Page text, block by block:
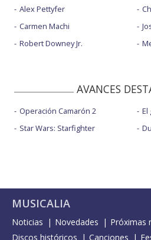
Alex Pettyfer
Carmen Machi
Robert Downey Jr.
AVANCES
Operación Camarón 2
Star Wars: Starfighter
El
MUSICALIA
Noticias Novedades
Próximas
Discos históricos
Canciones